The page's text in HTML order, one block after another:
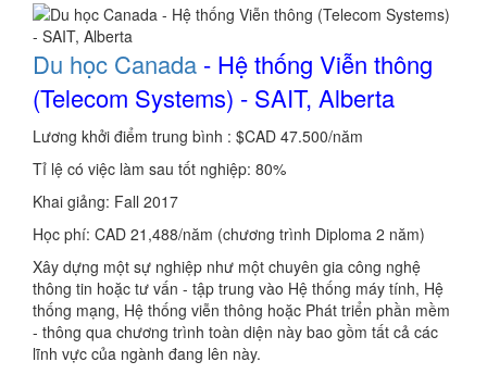
Du học Canada - Hệ thống Viễn thông
(Telecom Systems) - SAIT, Alberta
Lương khởi điểm trung bình : $CAD 47.500/năm
Tỉ lệ có việc làm sau tốt nghiệp: 80%
Khai giảng: Fall 2017
Học phí: CAD 21,488/năm (chương trình Diploma 2 năm)
Xây dựng một sự nghiệp như một chuyên gia công nghệ
thông tin hoặc tư vấn - tập trung vào Hệ thống máy tính, Hệ
thống mạng, Hệ thống viễn thông hoặc Phát triển phần mềm
- thông qua chương trình toàn diện này bao gồm tất cả các
lĩnh vực của ngành đang lên này.